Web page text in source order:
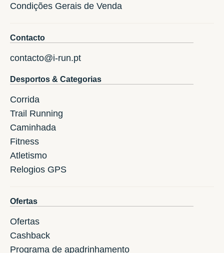
Condições Gerais de Venda
Contacto
contacto@i-run.pt
Desportos & Categorias
Corrida
Trail Running
Caminhada
Fitness
Atletismo
Relogios GPS
Ofertas
Ofertas
Cashback
Programa de apadrinhamento